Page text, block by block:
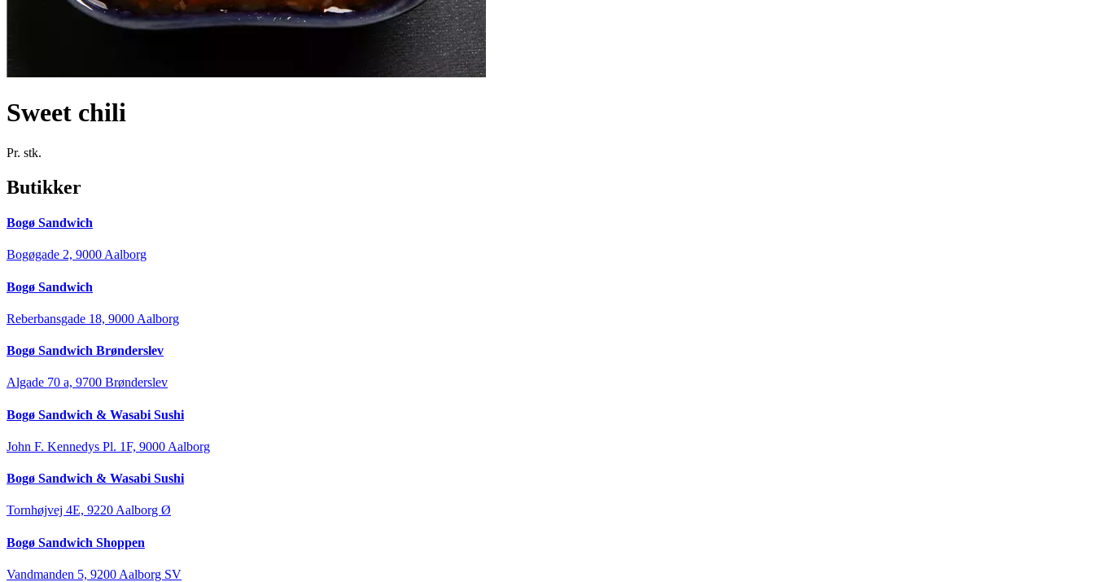
Sweet chili
Pr. stk.
Butikker
Bogø Sandwich
Bogøgade 2, 9000 Aalborg
Bogø Sandwich
Reberbansgade 18, 9000 Aalborg
Bogø Sandwich Brønderslev
Algade 70 a, 9700 Brønderslev
Bogø Sandwich & Wasabi Sushi
John F. Kennedys Pl. 1F, 9000 Aalborg
Bogø Sandwich & Wasabi Sushi
Tornhøjvej 4E, 9220 Aalborg Ø
Bogø Sandwich Shoppen
Vandmanden 5, 9200 Aalborg SV